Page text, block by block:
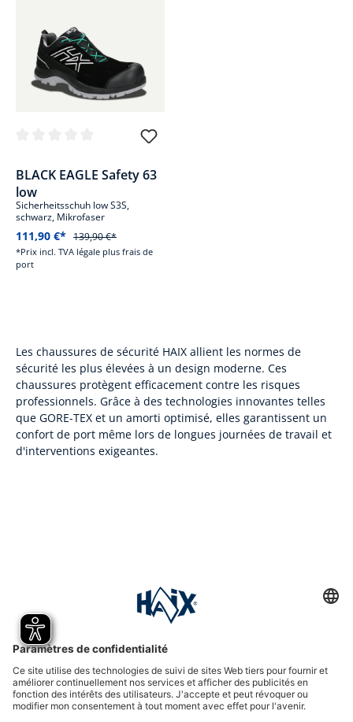
BLACK EAGLE Safety 63
low
Sicherheitsschuh low S3S,
schwarz, Mikrofaser
111,90 €* 139,90 €*
*Prix incl. TVA légale plus frais de
port
Les chaussures de sécurité HAIX allient les normes de
sécurité les plus élevées à un design moderne. Ces
chaussures protègent efficacement contre les risques
professionnels. Grâce à des technologies innovantes telles
que GORE-TEX et un amorti optimisé, elles garantissent un
confort de port même lors de longues journées de travail et
d'interventions exigeantes.
International
HAIX Group
Shop Service